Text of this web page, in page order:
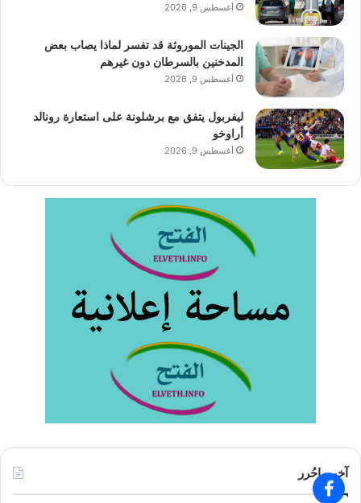
أغسطس 9, 2026
الجينات الموروثة قد تفسر لماذا يصاب بعض
المدخنين بالسرطان دون غيرهم
أغسطس 9, 2026
ليفربول يتفق مع برشلونة على استعارة رونالد
أراوخو
أغسطس 9, 2026
آخر ماحُرر